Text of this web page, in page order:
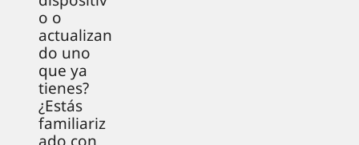
o o
actualizan
do uno
que ya
tienes?
¿Estás
familiariz